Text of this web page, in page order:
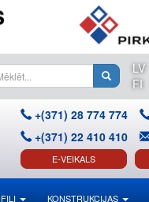
LV
FI
+(371) 28 774 774
+(371) 22 410 410
E-VEIKALS
KONSTRUKCIJAS